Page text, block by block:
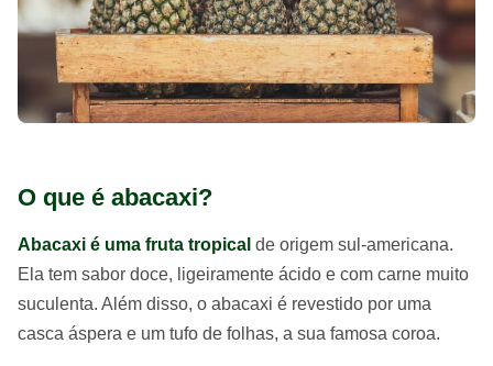
O que é abacaxi?
Abacaxi é uma fruta tropical de origem sul-americana.
Ela tem sabor doce, ligeiramente ácido e com carne muito
suculenta. Além disso, o abacaxi é revestido por uma
casca áspera e um tufo de folhas, a sua famosa coroa.